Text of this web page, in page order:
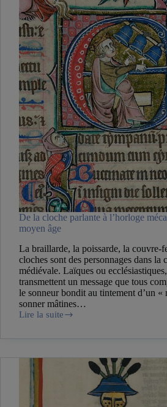
de
l’argent ?
De la cloche parlante à l’horloge
moyen âge
La braillarde, la poissarde, la
cloches sont des personnages dans la
médiévale. Laïques ou
transmettent un message que tous
le sonneur bondit au tintement d’un «
sonner mâtines…
Lire la suite
De
à
l’horloge
mécanique